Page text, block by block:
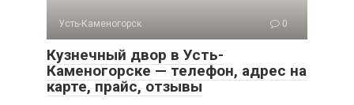
Усть-Каменогорск 0
Кузнечный двор в Усть-
Каменогорске — телефон, адрес на
карте, прайс, отзывы